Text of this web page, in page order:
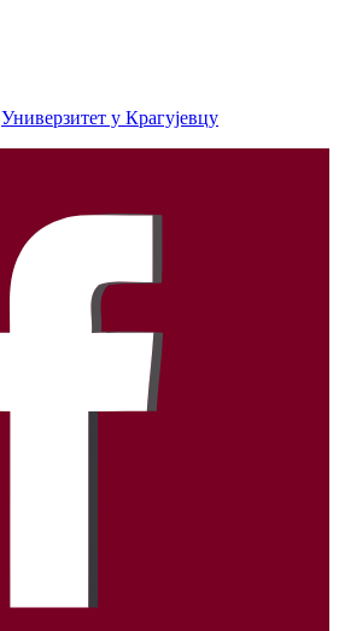
Универзитет у Крагујевцу